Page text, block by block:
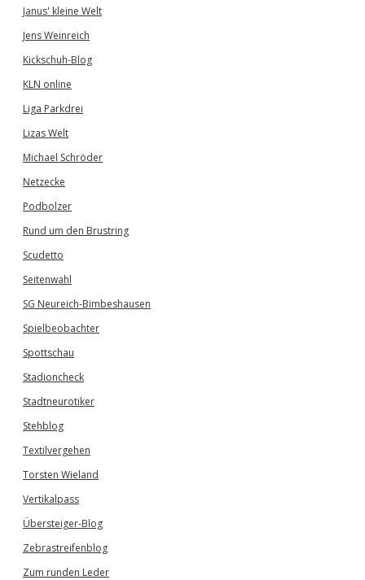
Janus' kleine Welt
Jens Weinreich
Kickschuh-Blog
KLN online
Liga Parkdrei
Lizas Welt
Michael Schröder
Netzecke
Podbolzer
Rund um den Brustring
Scudetto
Seitenwahl
SG Neureich-Bimbeshausen
Spielbeobachter
Spottschau
Stadioncheck
Stadtneurotiker
Stehblog
Textilvergehen
Torsten Wieland
Vertikalpass
Übersteiger-Blog
Zebrastreifenblog
Zum runden Leder